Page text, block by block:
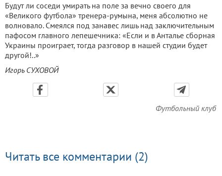
Будут ли соседи умирать на поле за вечно своего для
«Великого футбола» тренера-румына, меня абсолютно не
волновало. Смеялся под занавес лишь над заключительным
пафосом главного лепешечника: «Если и в Анталье сборная
Украины проиграет, тогда разговор в нашей студии будет
другой!..»
Игорь СУХОВОЙ
Футбольный клуб
Читать все комментарии (2)